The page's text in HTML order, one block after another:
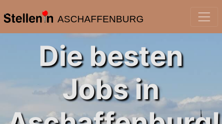
ASCHAFFENBURG
Die besten
Jobs in